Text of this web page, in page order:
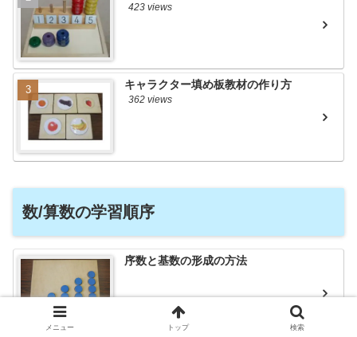
423 views
キャラクター填め板教材の作り方
362 views
数/算数の学習順序
序数と基数の形成の方法
メニュー トップ 検索